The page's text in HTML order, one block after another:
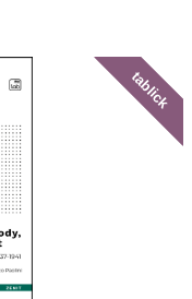
tablick